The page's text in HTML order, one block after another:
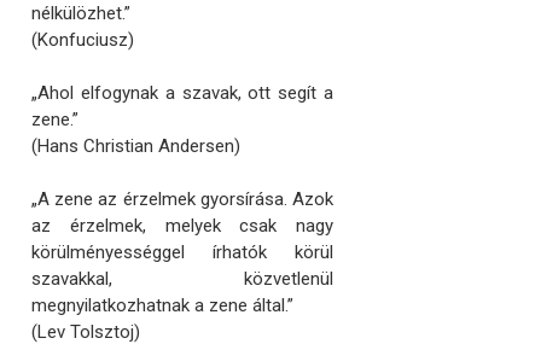
nélkülözhet.”
(Konfuciusz)
„Ahol elfogynak a szavak, ott segít a
zene.”
(Hans Christian Andersen)
„A zene az érzelmek gyorsírása. Azok
az érzelmek, melyek csak nagy
körülményességgel írhatók körül
szavakkal, közvetlenül
megnyilatkozhatnak a zene által.”
(Lev Tolsztoj)